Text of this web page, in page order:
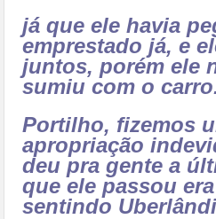
já que ele havia
emprestado já, e
juntos, porém ele
sumiu com o
Portilho, fizemos
apropriação
deu pra gente a
que ele passou
sentindo